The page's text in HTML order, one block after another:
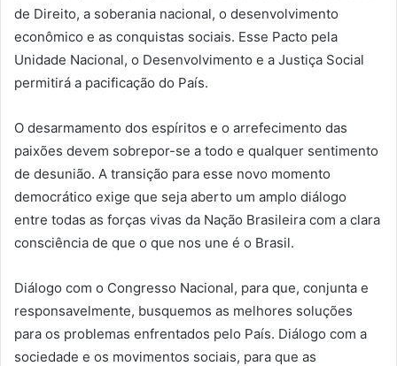
de Direito, a soberania nacional, o desenvolvimento
econômico e as conquistas sociais. Esse Pacto pela
Unidade Nacional, o Desenvolvimento e a Justiça Social
permitirá a pacificação do País.
O desarmamento dos espíritos e o arrefecimento das
paixões devem sobrepor-se a todo e qualquer sentimento
de desunião. A transição para esse novo momento
democrático exige que seja aberto um amplo diálogo
entre todas as forças vivas da Nação Brasileira com a clara
consciência de que o que nos une é o Brasil.
Diálogo com o Congresso Nacional, para que, conjunta e
responsavelmente, busquemos as melhores soluções
para os problemas enfrentados pelo País. Diálogo com a
sociedade e os movimentos sociais, para que as